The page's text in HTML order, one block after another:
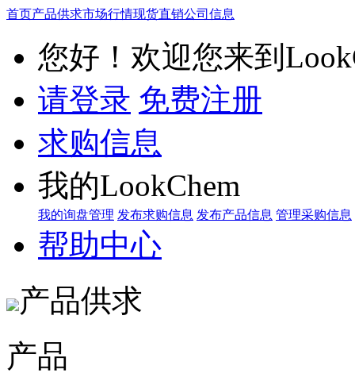
首页产品供求市场行情现货直销公司信息
您好！欢迎您来到
请登录 免费注册
求购信息
我的LookChem
我的询盘管理 发布求购信息 发布产品信息 管理采购信息
帮助中心
产品供求
产品